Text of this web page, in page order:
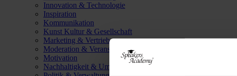
Innovation & Technologie
Inspiration
Kommunikation
Kunst Kultur & Gesellschaft
Marketing & Vertrieb
Moderation & Veranstaltungsleitung
Motivation
Nachhaltigkeit & Umwelt